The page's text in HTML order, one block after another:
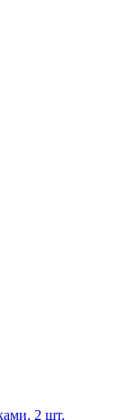
2 шт,